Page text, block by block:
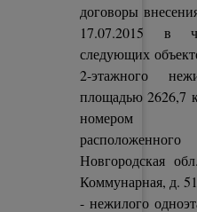
договоры
17.07.2015 в
следующих
2-этажного
площадью 2626,7
номером
Новгородская
Коммунарная, д.
- нежилого